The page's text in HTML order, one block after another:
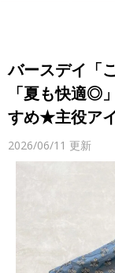
バースデイ「
「夏も快適◎
すめ★主役ア
2026/06/11 更新